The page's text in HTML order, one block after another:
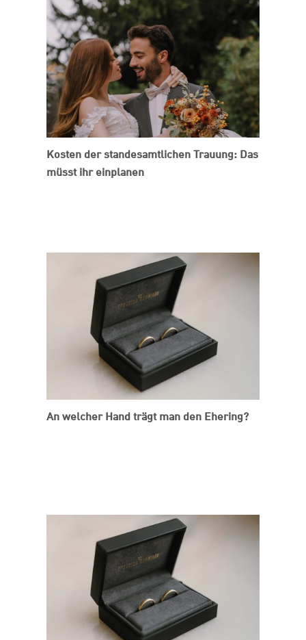
Kosten der standesamtlichen Trauung: Das
müsst ihr einplanen
An welcher Hand trägt man den Ehering?